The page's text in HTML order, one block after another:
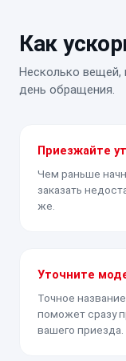
Как
Несколько вещей,
день обращения.
Приезжайте
Чем раньше
заказать
же.
Уточните
Точное
поможет сразу
вашего приезда.